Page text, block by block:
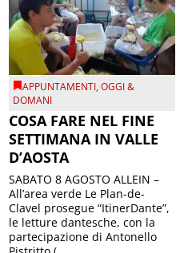
APPUNTAMENTI,OGGI &
DOMANI
COSA FARE NEL FINE
SETTIMANA IN VALLE
D’AOSTA
SABATO 8 AGOSTO ALLEIN –
All’area verde Le Plan-de-
Clavel prosegue “ItinerDante”,
le letture dantesche, con la
partecipazione di Antonello